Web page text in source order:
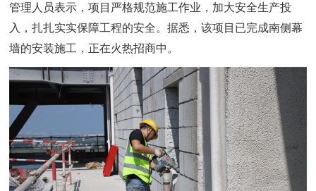
管理人员表示，项目严格规范施工作业，加大安全生产投
入，扎扎实实保障工程的安全。据悉，该项目已完成南侧幕
墙的安装施工，正在火热招商中。